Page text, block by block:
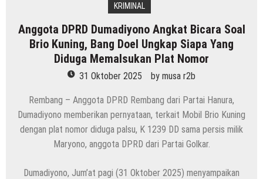
KRIMINAL
Anggota DPRD Dumadiyono Angkat Bicara Soal
Brio Kuning, Bang Doel Ungkap Siapa Yang
Diduga Memalsukan Plat Nomor
31 Oktober 2025 by musa r2b
Rembang – Anggota DPRD Rembang dari Partai Hanura,
Dumadiyono memberikan pernyataan, terkait Mobil Brio Kuning
dengan plat nomor diduga palsu, K 1239 DD sama persis milik
Maryono, anggota DPRD dari Partai Golkar.
Dumadiyono, Jum’at pagi (31 Oktober 2025) menyampaikan